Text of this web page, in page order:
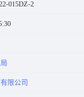
015DZ-2
限公司